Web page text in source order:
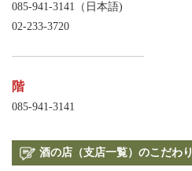
085-941-3141（日本語)
02-233-3720
階
085-941-3141
酒の店（支店一覧）のこだわり